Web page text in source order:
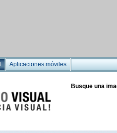
Aplicaciones móviles
Busque una